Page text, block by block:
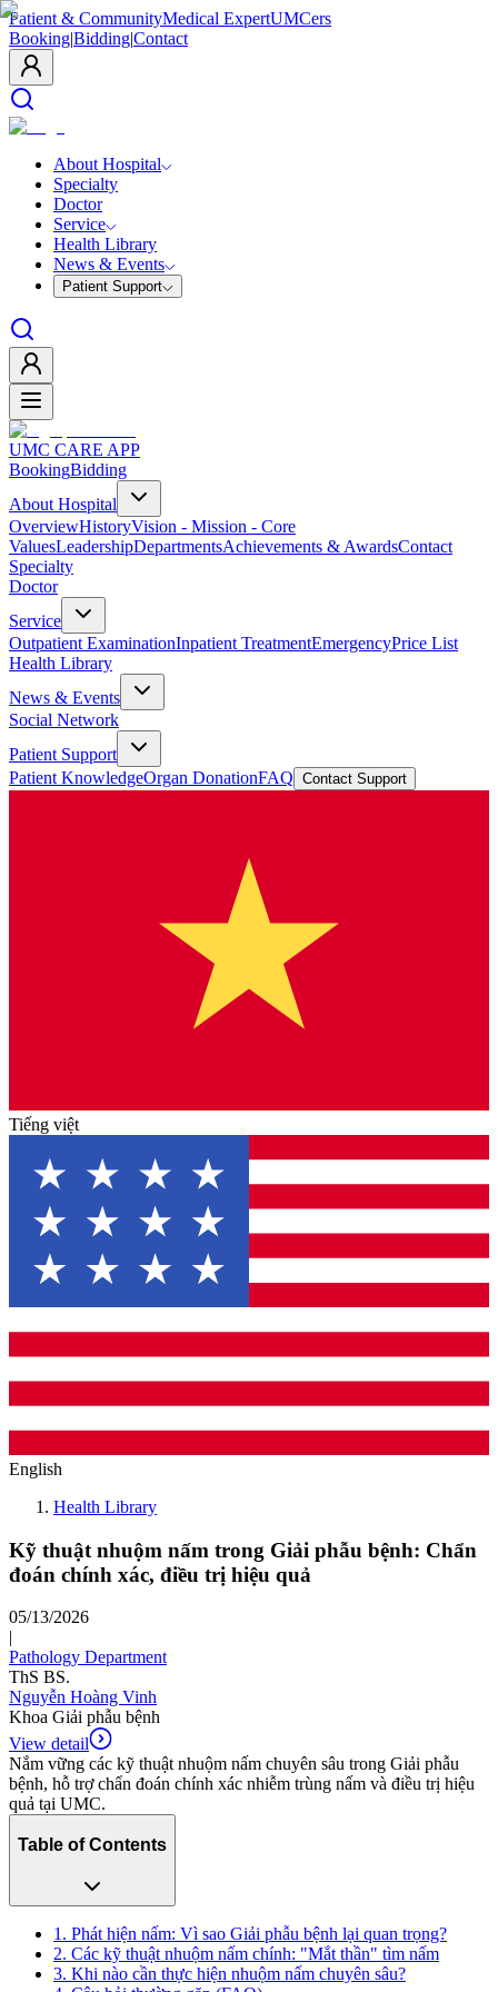
Patient & CommunityMedical ExpertUMCers
Booking|Bidding|Contact
About Hospital
Specialty
Doctor
Service
Health Library
News & Events
Patient Support
UMC CARE APP
BookingBidding
About Hospital
OverviewHistoryVision - Mission - Core
ValuesLeadershipDepartmentsAchievements & AwardsContact
Specialty
Doctor
Service
Outpatient ExaminationInpatient TreatmentEmergencyPrice List
Health Library
News & Events
Social Network
Patient Support
Patient KnowledgeOrgan DonationFAQ Contact Support
Tiếng việt
English
Health Library
Kỹ thuật nhuộm nấm trong Giải phẫu bệnh: Chẩn
đoán chính xác, điều trị hiệu quả
05/13/2026
|
Pathology Department
ThS BS.
Nguyễn Hoàng Vinh
Khoa Giải phẫu bệnh
View detail
Nắm vững các kỹ thuật nhuộm nấm chuyên sâu trong Giải phẫu
bệnh, hỗ trợ chẩn đoán chính xác nhiễm trùng nấm và điều trị hiệu
quả tại UMC.
Table of Contents
1. Phát hiện nấm: Vì sao Giải phẫu bệnh lại quan trọng?
2. Các kỹ thuật nhuộm nấm chính: "Mắt thần" tìm nấm
3. Khi nào cần thực hiện nhuộm nấm chuyên sâu?